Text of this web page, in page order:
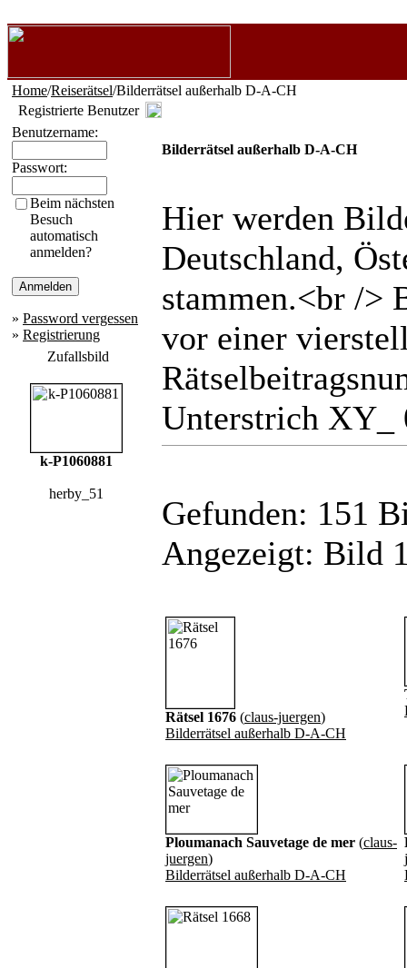
Home/Reiserätsel/Bilderrätsel außerhalb D-A-CH
Registrierte Benutzer
Benutzername:
Passwort:
Beim nächsten
Besuch
automatisch
anmelden?
» Password vergessen
» Registrierung
Zufallsbild
k-P1060881
herby_51
Bilderrätsel außerhalb D-A-CH
Hier werden
Deutschland,
stammen.<br />
vor einer
Unterstrich XY_
Gefunden: 151
Angezeigt: Bild
Rätsel 1676 (claus-juergen)
Bilderrätsel außerhalb D-A-CH
Ploumanach Sauvetage de mer (claus-
juergen)
Bilderrätsel außerhalb D-A-CH